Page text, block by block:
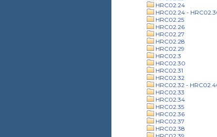
HRC02.24
HRC02.24 -
HRC02.25
HRC02.26
HRC02.27
HRC02.28
HRC02.29
HRC02.3
HRC02.30
HRC02.31
HRC02.32
HRC02.32 -
HRC02.33
HRC02.34
HRC02.35
HRC02.36
HRC02.37
HRC02.38